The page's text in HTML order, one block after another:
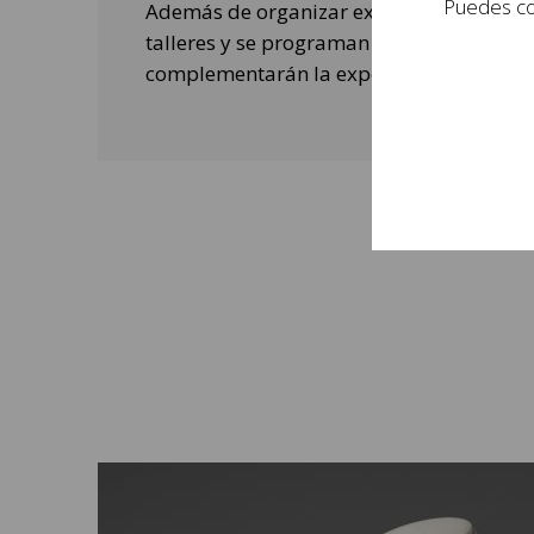
Además de organizar exposiciones, se
talleres y se programan actividades de
complementarán la experiencia de las
Puedes